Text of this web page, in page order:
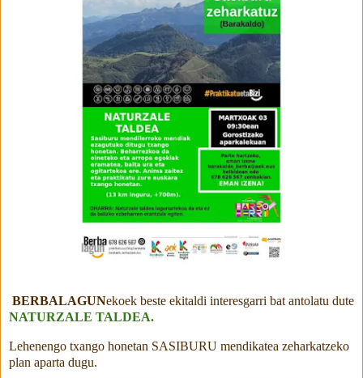
BERBALAGUNekoek beste ekitaldi interesgarri bat antolatu dute
NATURZALE TALDEA.
Lehenengo txango honetan SASIBURU mendikatea zeharkatzeko
plan aparta dugu.